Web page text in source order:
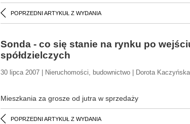
POPRZEDNI ARTYKUŁ Z WYDANIA
Sonda - co się stanie na rynku po
spółdzielczych
30 lipca 2007 | Nieruchomości, budownictwo | Dorota Kaczyńska
Mieszkania za grosze od jutra w sprzedaży
POPRZEDNI ARTYKUŁ Z WYDANIA